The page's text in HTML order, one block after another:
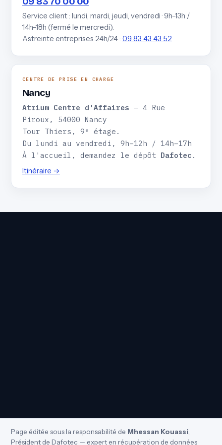
Service client : lundi, mardi, jeudi, vendredi · 9h–13h /
14h–18h (fermé le mercredi).
Astreinte entreprises 24h/24 : 09 83 43 43 52
CENTRE DE PRISE EN CHARGE
Nancy
Atrium Centre d'Affaires — 4 Rue
Piroux, 54000 Nancy
Tour Thiers, 9ᵉ étage.
Du lundi au vendredi, 9h–12h / 14h–17h
À l'accueil, demandez le dépôt Dafotec .
Itinéraire →
Page éditée sous la responsabilité de Mhessan Kouassi
Président de Dafotec — expert en récupération de données